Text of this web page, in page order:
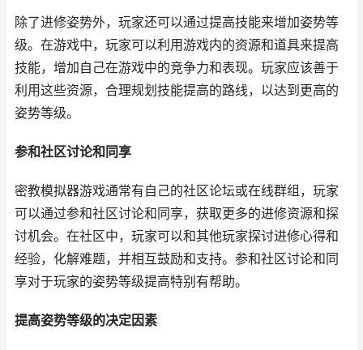
除了进修姿势外，玩家还可以通过提高技能来增加姿势等
级。在游戏中，玩家可以利用游戏内的资源和道具来提高
技能，增加自己在游戏中的竞争力和表现。玩家应该善于
利用这些资源，合理规划技能提高的路线，以达到更高的
姿势等级。
参和社区讨论和同享
密教模拟器游戏通常有自己的社区论坛或在线群组，玩家
可以通过参和社区讨论和同享，获取更多的进修资源和探
讨机会。在社区中，玩家可以和其他玩家探讨进修心得和
经验，化解难题，并相互鼓励和支持。参和社区讨论和同
享对于玩家的姿势等级提高特别有帮助。
提高姿势等级的决定因素